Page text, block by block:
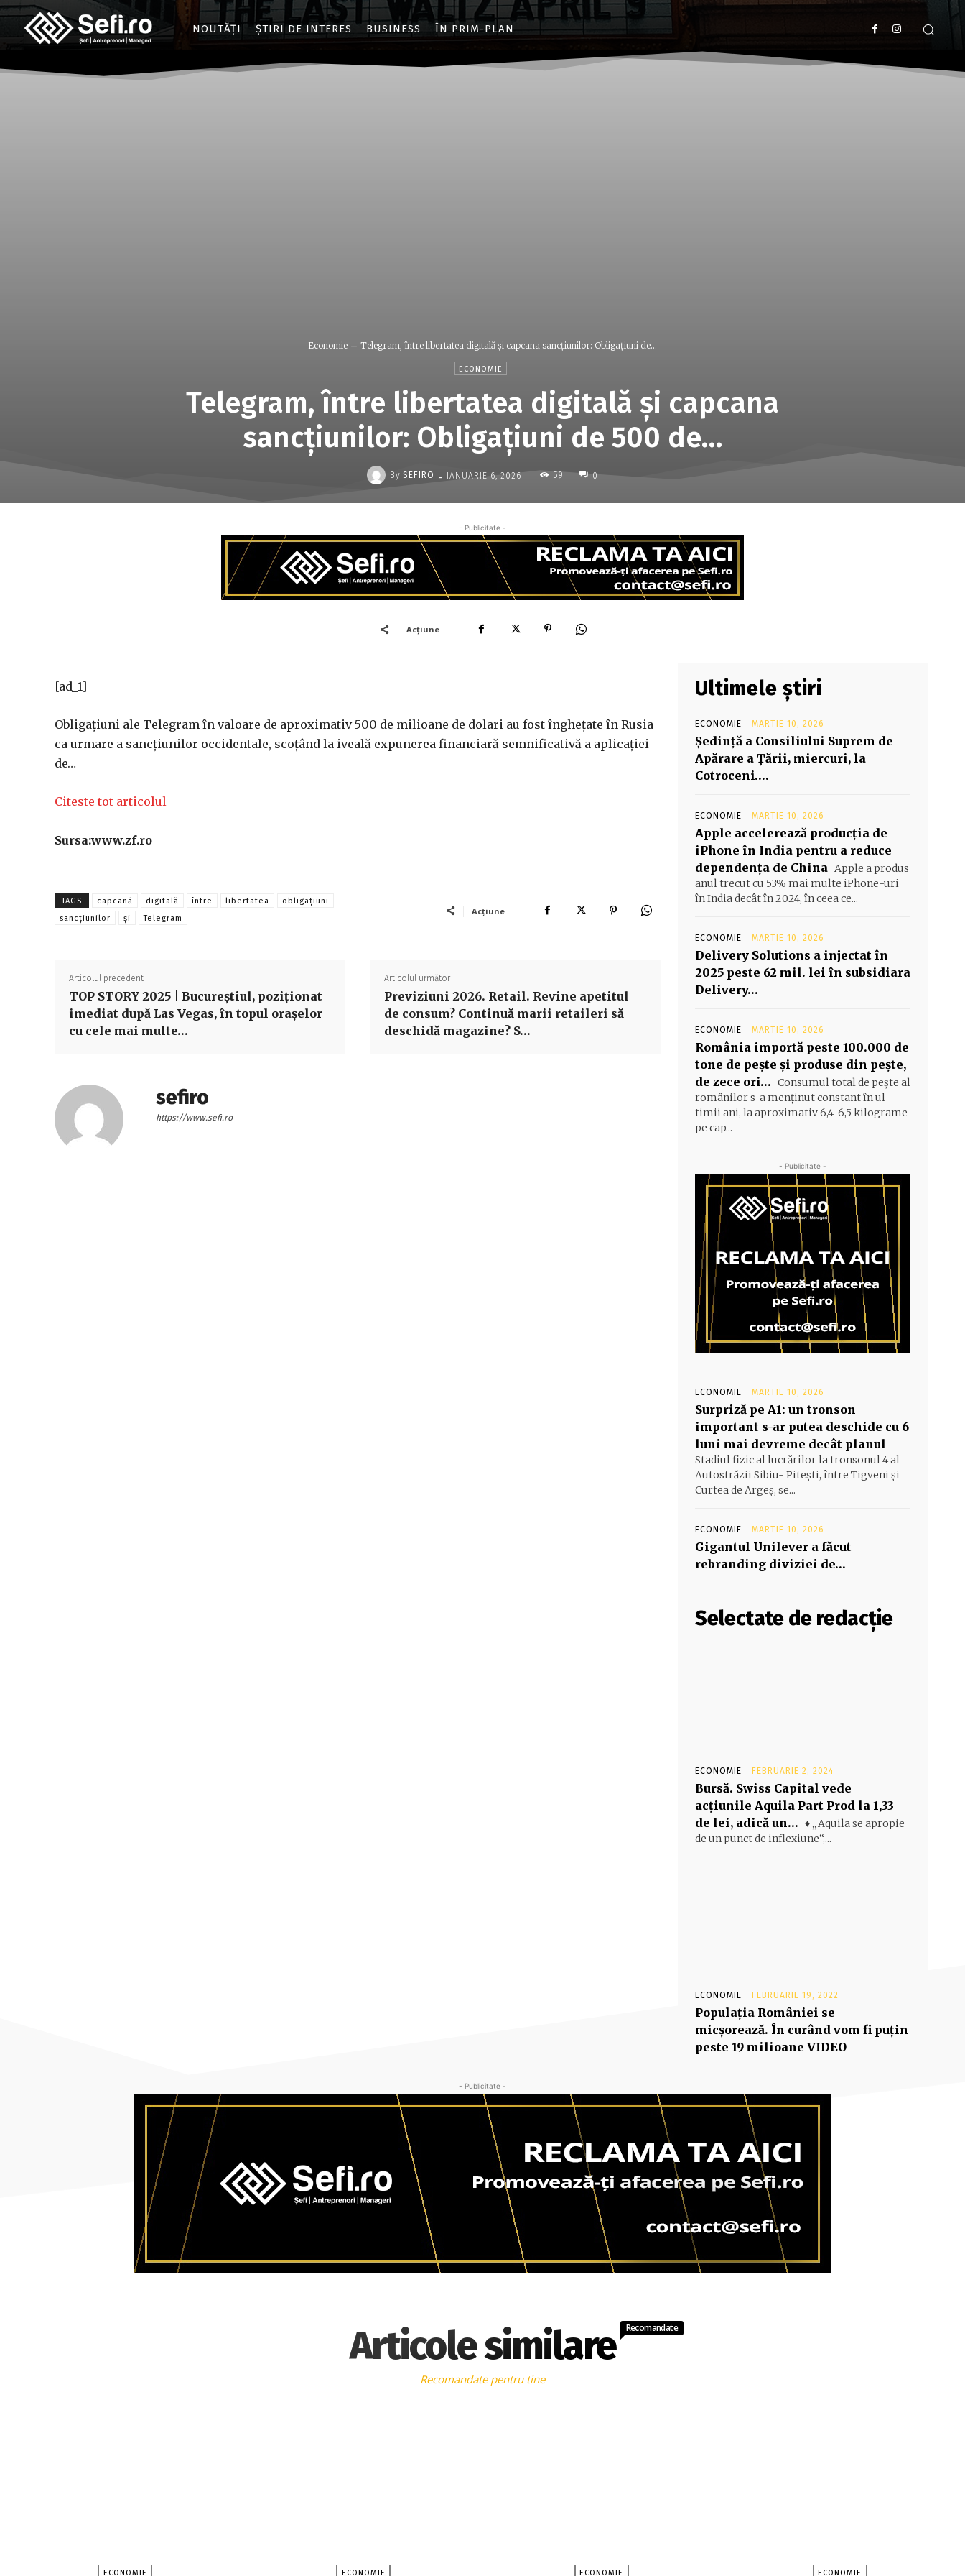
NOUTĂȚI ȘTIRI DE INTERES BUSINESS ÎN PRIM-PLAN
Economie Telegram, între libertatea digitală şi capcana sancţiunilor: Obligaţiuni de...
ECONOMIE
Telegram, între libertatea digitală şi capcana
sancţiunilor: Obligaţiuni de 500 de…
By SEFIRO - IANUARIE 6, 2026 59 0
- Publicitate -
Acțiune
[ad_1]
Obligaţiuni ale Telegram în valoare de aproximativ 500 de milioane de dolari au fost îngheţate în Rusia
ca urmare a sancţiunilor occidentale, scoţând la iveală expunerea financiară semnificativă a aplicaţiei
de…
Citeste tot articolul
Sursa:www.zf.ro
TAGS capcană digitală între libertatea
obligațiuni
sancţiunilor
și Telegram
Acțiune
Articolul precedent
TOP STORY 2025 | Bucureștiul, poziționat
imediat după Las Vegas, în topul orașelor
cu cele mai multe…
Articolul următor
Previziuni 2026. Retail. Revine apetitul
de consum? Continuă marii retaileri să
deschidă magazine? S…
sefiro
https://www.sefi.ro
Ultimele știri
ECONOMIE MARTIE 10, 2026
Şedinţă a Consiliului Suprem de
Apărare a Ţării, miercuri, la
Cotroceni….
ECONOMIE MARTIE 10, 2026
Apple accelerează producția de
iPhone în India pentru a reduce
dependența de China Apple a produs
anul trecut cu 53% mai multe iPhone-uri
în India decât în 2024, în ceea ce...
ECONOMIE MARTIE 10, 2026
Delivery Solutions a injectat în
2025 peste 62 mil. lei în subsidiara
Delivery…
ECONOMIE MARTIE 10, 2026
România importă peste 100.000 de
tone de peşte şi produse din peşte,
de zece ori… Consumul total de peşte al
ro­mâ­nilor s-a menţinut constant în ul­
timii ani, la aproximativ 6,4-6,5 ki­lograme
pe cap...
- Publicitate -
ECONOMIE MARTIE 10, 2026
Surpriză pe A1: un tronson
important s-ar putea deschide cu 6
luni mai devreme decât planul
Stadiul fizic al lucrărilor la tronsonul 4 al
Autostrăzii Sibiu- Piteşti, între Tigveni şi
Curtea de Argeş, se...
ECONOMIE MARTIE 10, 2026
Gigantul Unilever a făcut
rebranding diviziei de…
Selectate de redacție
ECONOMIE FEBRUARIE 2, 2024
Bursă. Swiss Capital vede
acţiunile Aquila Part Prod la 1,33
de lei, adică un… ♦ „Aquila se apropie
de un punct de inflexiune“,...
ECONOMIE FEBRUARIE 19, 2022
Populaţia României se
micşorează. În curând vom fi puţin
peste 19 milioane VIDEO
- Publicitate -
Articole similare Recomandate
Recomandate pentru tine
ECONOMIE ECONOMIE ECONOMIE ECONOMIE